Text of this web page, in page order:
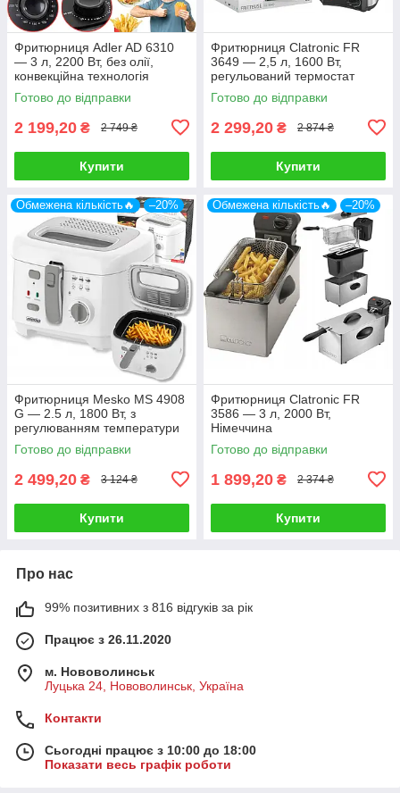
Фритюрниця Adler AD 6310
— 3 л, 2200 Вт, без олії,
конвекційна технологія
Готово до відправки
2 199,20 ₴ 2 749 ₴
Купити
Фритюрниця Clatronic FR
3649 — 2,5 л, 1600 Вт,
регульований термостат
130–190 °C
Готово до відправки
2 299,20 ₴ 2 874 ₴
Купити
Обмежена кількість🔥 –20%
Фритюрниця Mesko MS 4908
G — 2.5 л, 1800 Вт, з
регулюванням температури
Готово до відправки
2 499,20 ₴ 3 124 ₴
Купити
Обмежена кількість🔥 –20%
Фритюрниця Clatronic FR
3586 — 3 л, 2000 Вт,
Німеччина
Готово до відправки
1 899,20 ₴ 2 374 ₴
Купити
Про нас
99% позитивних з 816 відгуків за рік
Працює з 26.11.2020
м. Нововолинськ
Луцька 24, Нововолинськ, Україна
Контакти
Сьогодні працює з 10:00 до 18:00
Показати весь графік роботи